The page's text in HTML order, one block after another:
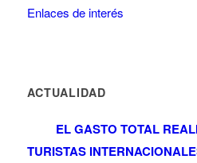
Enlaces de interés
ACTUALIDAD
EL GASTO TOTAL
TURISTAS